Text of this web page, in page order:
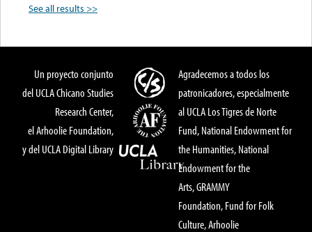
See all results >>
Un proyecto conjunto
del UCLA Chicano Studies
Research Center,
el Arhoolie Foundation,
y del UCLA Digital Library
Agradecemos a todos los
patronicadores, especialmente
al UCLA Los Tigres de Norte
Fund, National Endowment for
the Humanities, National
Endowment for the
Arts, GRAMMY
Foundation, Fund for Folk
Culture, Arhoolie